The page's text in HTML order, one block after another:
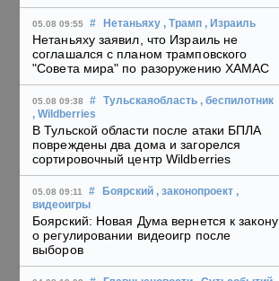
05.08 09:55 # Нетаньяху , Трамп , Израиль
Нетаньяху заявил, что Израиль не
соглашался с планом трамповского
"Совета мира" по разоружению ХАМАС
05.08 09:38 # Тульскаяобласть , беспилотник
, Wildberries
В Тульской области после атаки БПЛА
повреждены два дома и загорелся
сортировочный центр Wildberries
05.08 09:11 # Боярский , законопроект ,
видеоигры
Боярский: Новая Дума вернется к закону
о регулировании видеоигр после
выборов